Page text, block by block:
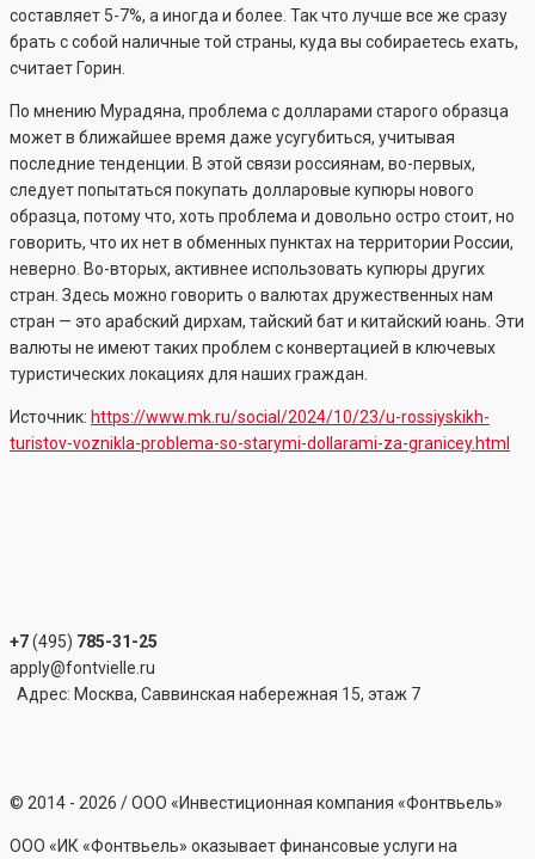
составляет 5-7%, а иногда и более. Так что лучше все же сразу
брать с собой наличные той страны, куда вы собираетесь ехать,
считает Горин.
По мнению Мурадяна, проблема с долларами старого образца
может в ближайшее время даже усугубиться, учитывая
последние тенденции. В этой связи россиянам, во-первых,
следует попытаться покупать долларовые купюры нового
образца, потому что, хоть проблема и довольно остро стоит, но
говорить, что их нет в обменных пунктах на территории России,
неверно. Во-вторых, активнее использовать купюры других
стран. Здесь можно говорить о валютах дружественных нам
стран — это арабский дирхам, тайский бат и китайский юань. Эти
валюты не имеют таких проблем с конвертацией в ключевых
туристических локациях для наших граждан.
Источник: https://www.mk.ru/social/2024/10/23/u-rossiyskikh-
turistov-voznikla-problema-so-starymi-dollarami-za-granicey.html
+7(495) 785-31-25
apply@fontvielle.ru
Адрес: Москва, Саввинская набережная 15, этаж 7
© 2014 - 2026 / ООО «Инвестиционная компания «Фонтвьель»
ООО «ИК «Фонтвьель» оказывает финансовые услуги на